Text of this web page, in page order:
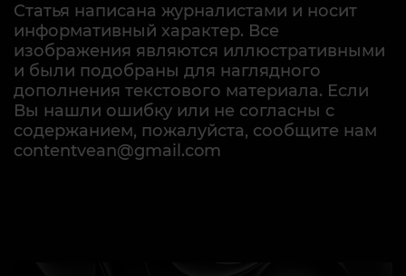
Статья написана журналистами и носит
информативный характер. Все
изображения являются иллюстративными
и были подобраны для наглядного
дополнения текстового материала. Если
Вы нашли ошибку или не согласны с
содержанием, пожалуйста, сообщите нам
contentvean@gmail.com